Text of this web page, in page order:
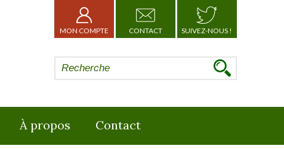
MON COMPTE CONTACT SUIVEZ-NOUS !
À propos Contact